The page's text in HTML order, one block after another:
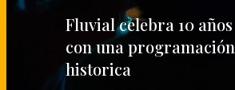
Fluvial celebra 10 años
con una programación
historica